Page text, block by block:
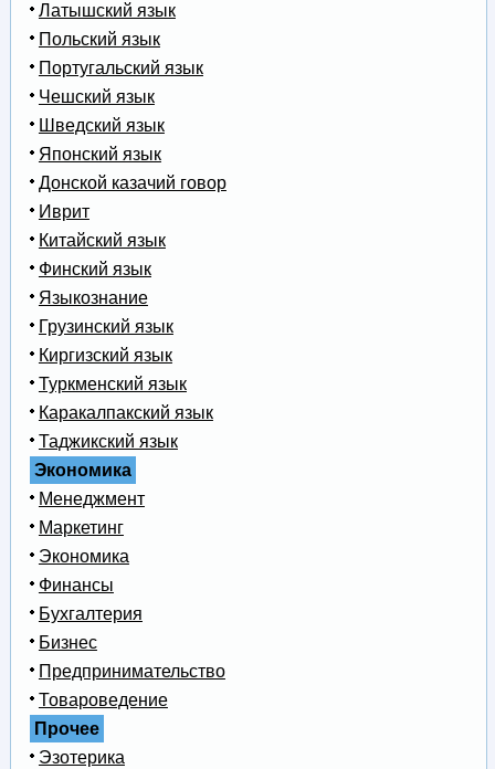
Латышский язык
Польский язык
Португальский язык
Чешский язык
Шведский язык
Японский язык
Донской казачий говор
Иврит
Китайский язык
Финский язык
Языкознание
Грузинский язык
Киргизский язык
Туркменский язык
Каракалпакский язык
Таджикский язык
Экономика
Менеджмент
Маркетинг
Экономика
Финансы
Бухгалтерия
Бизнес
Предпринимательство
Товароведение
Прочее
Эзотерика